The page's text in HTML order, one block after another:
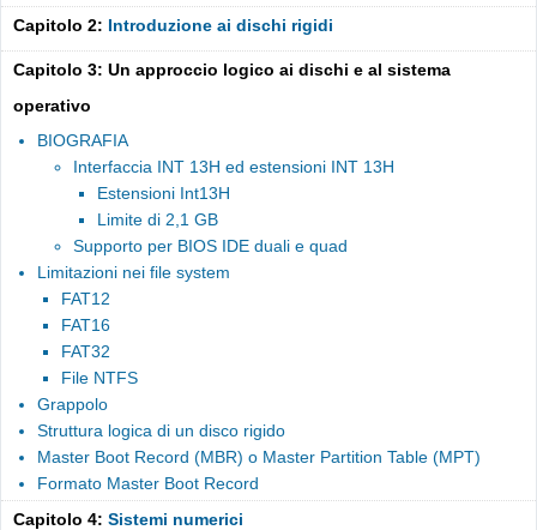
Capitolo 2: Introduzione ai dischi rigidi
Capitolo 3: Un approccio logico ai dischi e al sistema
operativo
BIOGRAFIA
Interfaccia INT 13H ed estensioni INT 13H
Estensioni Int13H
Limite di 2,1 GB
Supporto per BIOS IDE duali e quad
Limitazioni nei file system
FAT12
FAT16
FAT32
File NTFS
Grappolo
Struttura logica di un disco rigido
Master Boot Record (MBR) o Master Partition Table (MPT)
Formato Master Boot Record
Capitolo 4: Sistemi numerici